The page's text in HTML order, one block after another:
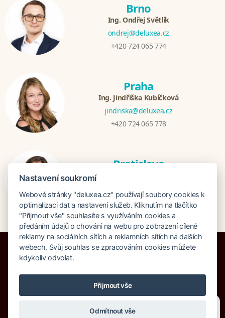
Brno
Ing. Ondřej Světlík
ondrej@deluxea.cz
+420 724 065 774
Praha
Ing. Jindřiška Kubíčková
jindriska@deluxea.cz
+420 724 065 778
Bratislava
+421 948 759 074
Pojištění proti úpadku 125 000 000 Kč
Nastavení soukromí
Webové stránky "deluxea.cz" používají soubory cookies k
optimalizaci dat a nastavení služeb. Kliknutím na tlačítko
"Přijmout vše" souhlasíte s využíváním cookies a
předáním údajů o chování na webu pro zobrazení cílené
reklamy na sociálních sítích a reklamních sítích na dalších
webech. Svůj souhlas se zpracováním cookies můžete
kdykoliv odvolat.
Přijmout vše
Odmítnout vše
Chettyho.